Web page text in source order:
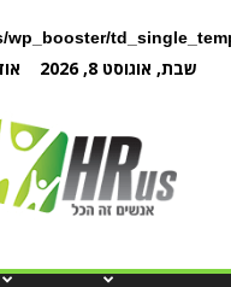
שבת, אוגוסט 8, 2026